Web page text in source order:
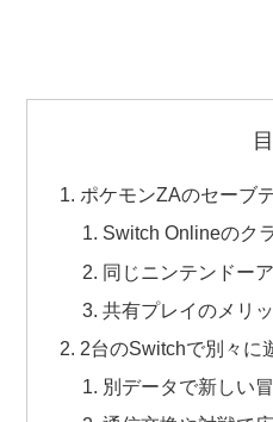
ポケモンZAのセーブ
Switch Onlineのク
同じニンテンドー
共有プレイのメリ
2台のSwitchで別々に
別データで新しい